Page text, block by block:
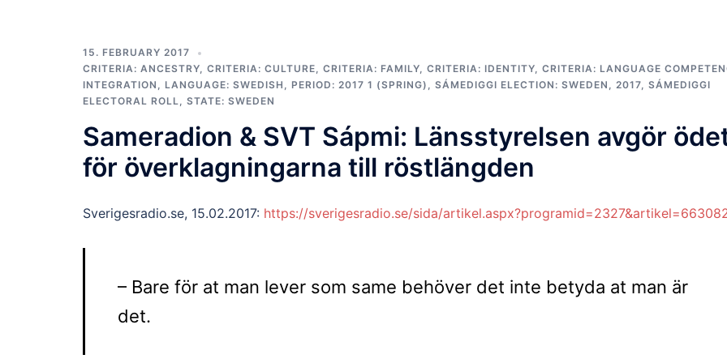
15. FEBRUARY 2017
CRITERIA: ANCESTRY, CRITERIA: CULTURE, CRITERIA: FAMILY, CRITERIA: IDENTITY, CRITERIA: LANGUAGE
INTEGRATION , LANGUAGE: SWEDISH , PERIOD: 2017 1 (SPRING) , SÁMEDIGGI ELECTION: SWEDEN, 2017, SÁMEDIGGI
ELECTORAL ROLL, STATE: SWEDEN
Sameradion & SVT Sápmi: Länsstyrelsen avgör
för överklagningarna till röstlängden
Sverigesradio.se, 15.02.2017: https://sverigesradio.se/sida/
– Bare för at man lever som same behöver det inte betyda at man är
det.